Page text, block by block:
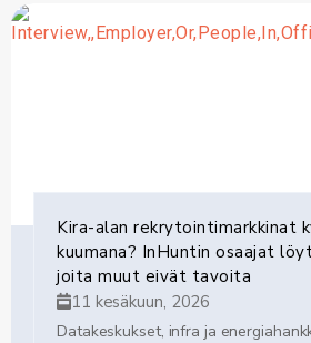
Kira-alan rekrytointimarkkinat
kuumana? InHuntin osaajat
joita muut eivät tavoita
11 kesäkuun, 2026
Datakeskukset, infra ja